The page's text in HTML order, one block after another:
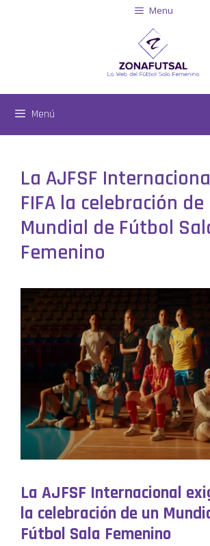
Menu
Menú
La AJFSF
FIFA la celebración de
Mundial de Fútbol
Femenino
La AJFSF Internacional
la celebración de un
Fútbol Sala Femenino